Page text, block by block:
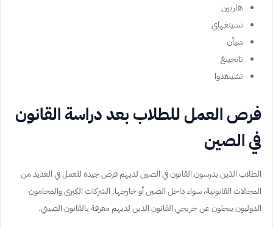
هاربين
تشينغهاي
شيآن
نانجينغ
تشينغدوا
فرص العمل للطلاب بعد دراسة القانون
في الصين
الطلاب الذين يدرسون القانون في الصين لديهم فرص جيدة للعمل في العديد من
المجالات القانونية، سواء داخل الصين أو خارجها. الشركات الكبرى والمحامون
الدوليون يبحثون عن خريجي القانون الذين لديهم معرفة بالقانون الصيني.